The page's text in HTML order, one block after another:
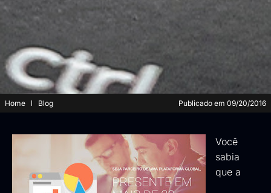
Home Blog Publicado em 09/20/2016
Você
sabia
que a